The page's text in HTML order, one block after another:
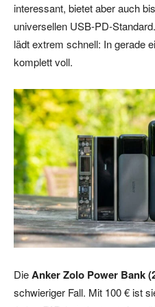
interessant, bietet aber auch
universellen USB-PD-
lädt extrem schnell: In gerade
komplett voll.
DieAnker Zolo Power Bank
schwieriger Fall. Mit 100 € ist